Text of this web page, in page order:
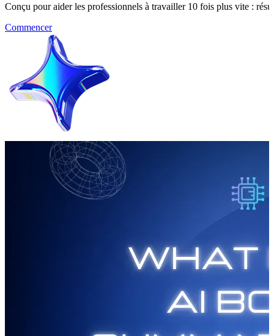
Conçu pour aider les professionnels à travailler 10 fois plus vite :
Commencer